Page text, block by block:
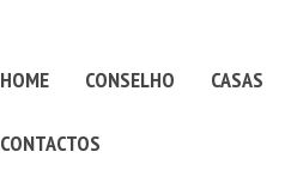
HOME CONSELHO CASAS
CONTACTOS